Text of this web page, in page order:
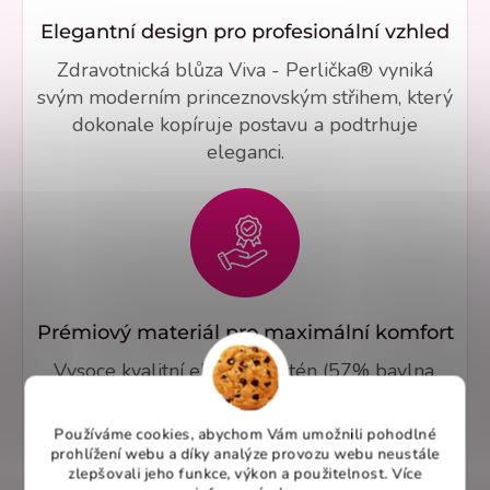
Používáme cookies, abychom Vám umožnili pohodlné
prohlížení webu a díky analýze provozu webu neustále
zlepšovali jeho funkce, výkon a použitelnost. Více
Elegantní design pro profesionální vzhled
Zdravotnická blůza Viva - Perlička® vyniká
svým moderním princeznovským střihem, který
dokonale kopíruje postavu a podtrhuje
eleganci.
Prémiový materiál pro maximální komfort
Vysoce kvalitní elastický satén (57% bavlna,
40% polyester, 3% elastan) nabízí výjimečný
komfort a odolnost.